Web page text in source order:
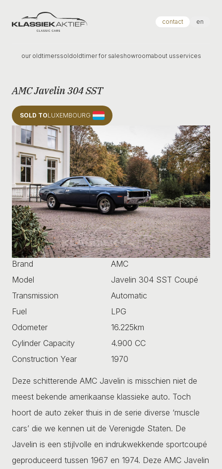
Klassiek Aktief contact en
our oldtimerssoldoldtimer for saleshowroomabout usservices
AMC Javelin 304 SST
SOLD TOLUXEMBOURG
Brand
AMC
Model
Javelin 304 SST Coupé
Transmission
Automatic
Fuel
LPG
Odometer
16.225km
Cylinder Capacity
4.900 CC
Construction Year
1970
Deze schitterende AMC Javelin is misschien niet de
meest bekende amerikaanse klassieke auto. Toch
hoort de auto zeker thuis in de serie diverse ‘muscle
cars’ die we kennen uit de Verenigde Staten. De
Javelin is een stijlvolle en indrukwekkende sportcoupé
geproduceerd tussen 1967 en 1974. Deze AMC Javelin